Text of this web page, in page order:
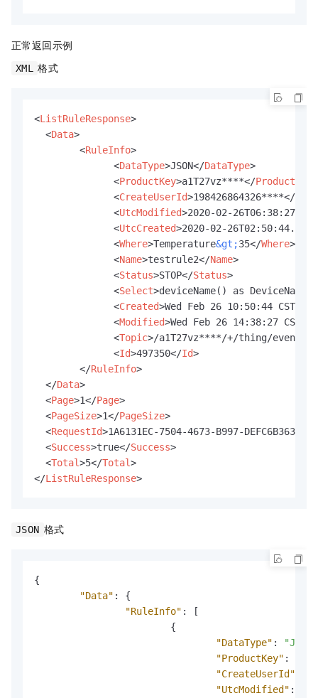
正常返回示例
XML 格式
<ListRuleResponse>
<Data>
<RuleInfo>
<DataType>JSON</DataType>
<ProductKey>a1T27vz****</ProductKey
<CreateUserId>198426864326****</
<UtcModified>2020-02-
<UtcCreated>2020-02-26T02:50:44.000Z
<Where>Temperature&gt;35</Where>
<Name>testrule2</Name>
<Status>STOP</Status>
<Select>deviceName() as DeviceName
<Created>Wed Feb 26 10:50:44 CST
<Modified>Wed Feb 26 14:38:27 CST
<Topic>/a1T27vz****/+/thing/event/
<Id>497350</Id>
</RuleInfo>
</Data>
<Page>1</Page>
<PageSize>1</PageSize>
<RequestId>1A6131EC-7504-4673-B997-DEFC6B363A37
<Success>true</Success>
<Total>5</Total>
</ListRuleResponse>
JSON 格式
{
"Data" :
{
"RuleInfo" :
[
{
"DataType" :
"JSON"
"ProductKey" :
"CreateUserId"
"UtcModified" :